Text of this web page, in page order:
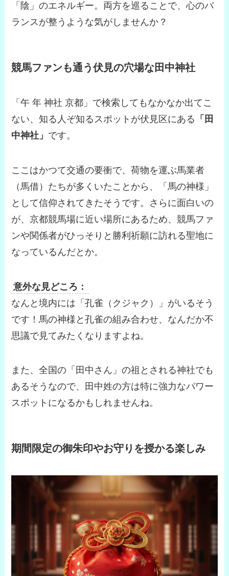
「陰」のエネルギー。両方を巡ることで、心のバ
ランスが整うような気がしませんか？
競馬ファンも通う伏見の穴場な田中神社
「午 年 神社 京都」で検索してもなかなか出てこ
ない、知る人ぞ知るスポットが伏見区にある 「田
中神社」 です。
ここはかつて交通の要衝で、荷物を運ぶ馬業者
（馬借）たちが多くいたことから、「馬の神様」
として信仰されてきたそうです。さらに面白いの
が、京都競馬場に近い場所にあるため、競馬ファ
ンや関係者がひっそりと勝利祈願に訪れる聖地に
なっているんだとか。
意外な見どころ：
なんと境内には「孔雀（クジャク）」がいるそう
です！馬の神様と孔雀の組み合わせ、なんだか不
思議で見てみたくなりますよね。
また、全国の「田中さん」の祖とされる神社でも
あるそうなので、田中姓の方は特に強力なパワー
スポットになるかもしれませんね。
期間限定の御朱印やお守りを授かる楽しみ